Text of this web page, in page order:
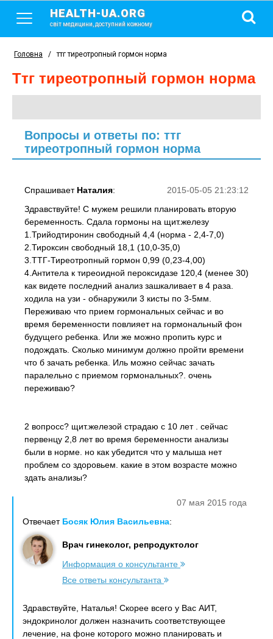
HEALTH-UA.ORG
світ медицини, доступний кожному
Головна / ттг тиреотропный гормон норма
ттг тиреотропный гормон норма
Вопросы и ответы по: ттг
тиреотропный гормон норма
2015-05-05 21:23:12
Спрашивает Наталия:
Здравствуйте! С мужем решили планировать вторую
беременность. Сдала гормоны на щит.железу
1.Трийодтиронин свободный 4,4 (норма - 2,4-7,0)
2.Тироксин свободный 18,1 (10,0-35,0)
3.ТТГ-Тиреотропный гормон 0,99 (0,23-4,00)
4.Антитела к тиреоидной пероксидазе 120,4 (менее 30)
как видете последний анализ зашкаливает в 4 раза.
ходила на узи - обнаружили 3 кисты по 3-5мм.
Переживаю что прием гормональных сейчас и во
время беременности повлияет на гормональный фон
будущего ребенка. Или же можно пропить курс и
подождать. Сколько минимум должно пройти времени
что б зачать ребенка. Иль можно сейчас зачать
паралельно с приемом гормональных?. очень
переживаю?
2 вопросс? щит.железой страдаю с 10 лет . сейчас
первенцу 2,8 лет во время беременности анализы
были в норме. но как убедится что у малыша нет
проблем со здоровьем. какие в этом возрасте можно
здать анализы?
07 мая 2015 года
Отвечает Босяк Юлия Васильевна:
Врач гинеколог, репродуктолог
Информация о консультанте
Все ответы консультанта
Здравствуйте, Наталья! Скорее всего у Вас АИТ,
эндокринолог должен назначить соответствующее
лечение, на фоне которого можно планировать и